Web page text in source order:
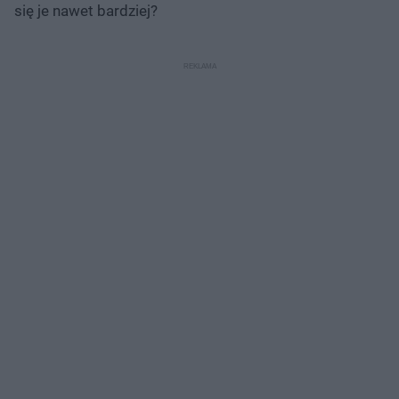
się je nawet bardziej?